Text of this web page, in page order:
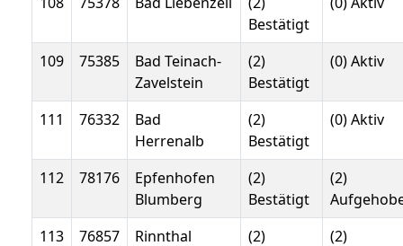
Bestätigt
109 75385
Bad Teinach-
Zavelstein
(2)
Bestätigt
(0) Aktiv
111 76332
Bad
Herrenalb
(2)
Bestätigt
(0) Aktiv
112 78176
Epfenhofen
Blumberg
(2)
Bestätigt
(2)
113
76857 Rinnthal (2) (2)